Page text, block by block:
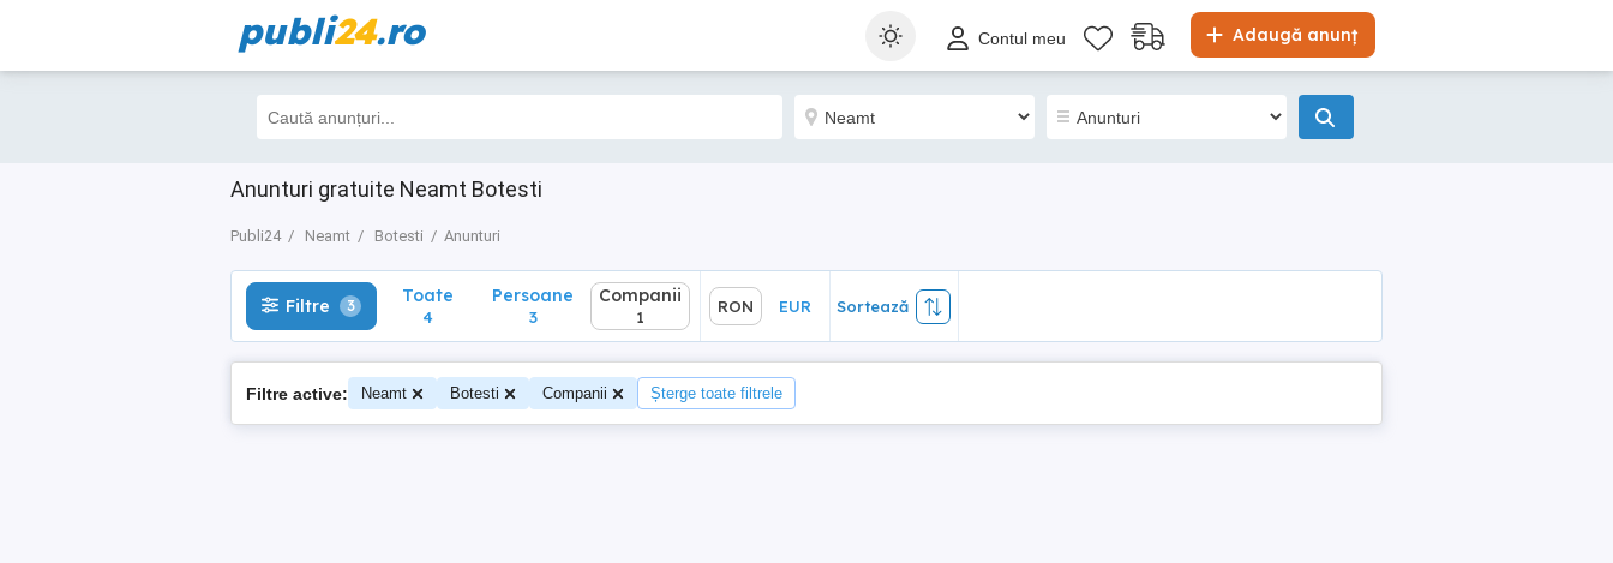
publi24.ro Adaugă anunț
Contul meu
Anunturi gratuite Neamt Botesti
Publi24 Neamt Botesti Anunturi
Filtre 3 Toate
4
Sortează
Filtre 3 Toate
4
Persoane
3
Companii
1
RON EUR Sortează
Filtre active: Neamt Botesti Companii Șterge toate filtrele